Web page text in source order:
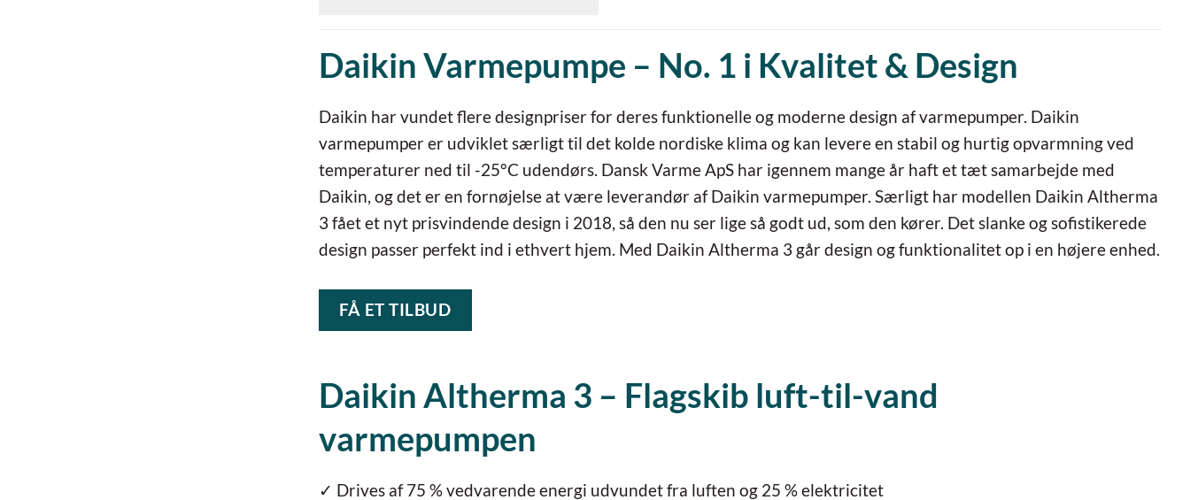
Daikin Varmepumpe – No. 1 i Kvalitet & Design
Daikin har vundet flere designpriser for deres funktionelle og moderne design af varmepumper. Daikin
varmepumper er udviklet særligt til det kolde nordiske klima og kan levere en stabil og hurtig opvarmning ved
temperaturer ned til -25°C udendørs. Dansk Varme ApS har igennem mange år haft et tæt samarbejde med
Daikin, og det er en fornøjelse at være leverandør af Daikin varmepumper. Særligt har modellen Daikin Altherma
3 fået et nyt prisvindende design i 2018, så den nu ser lige så godt ud, som den kører. Det slanke og sofistikerede
design passer perfekt ind i ethvert hjem. Med Daikin Altherma 3 går design og funktionalitet op i en højere enhed.
FÅ ET TILBUD
Daikin Altherma 3 – Flagskib luft-til-vand
varmepumpen
✓ Drives af 75 % vedvarende energi udvundet fra luften og 25 % elektricitet